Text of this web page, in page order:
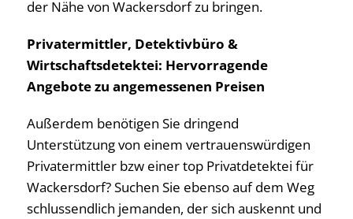
der Nähe von Wackersdorf zu bringen.
Privatermittler, Detektivbüro &
Wirtschaftsdetektei: Hervorragende
Angebote zu angemessenen Preisen
Außerdem benötigen Sie dringend
Unterstützung von einem vertrauenswürdigen
Privatermittler bzw einer top Privatdetektei für
Wackersdorf? Suchen Sie ebenso auf dem Weg
schlussendlich jemanden, der sich auskennt und